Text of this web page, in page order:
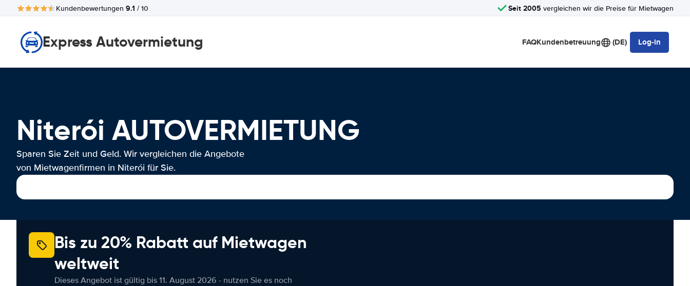
Kundenbewertungen 9.1 / 10 Seit 2005 vergleichen wir die Preise für Mietwagen
Express Autovermietung FAQKundenbetreuung (DE) Log-in
Niterói AUTOVERMIETUNG
Sparen Sie Zeit und Geld. Wir vergleichen die Angebote
von Mietwagenfirmen in Niterói für Sie.
Bis zu 20% Rabatt auf Mietwagen
weltweit
Dieses Angebot ist gültig bis 11. August 2026 - nutzen Sie es noch